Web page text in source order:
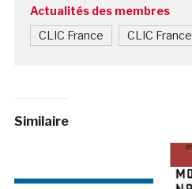
Actualités des membres
CLIC France CLIC France
Similaire